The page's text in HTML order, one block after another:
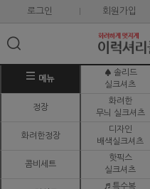
로그인 회원가입
메뉴
♠ 솔리드
실크셔츠
정장
화려한
무늬 실크셔츠
화려한정장
디자인
배색실크셔츠
콤비세트
핫픽스
실크셔츠
♬ 특수복